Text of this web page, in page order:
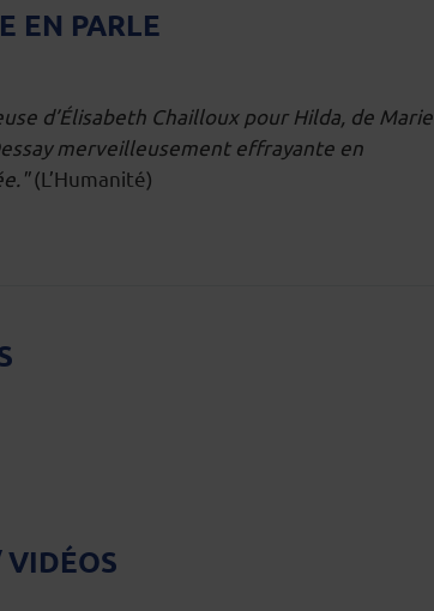
EN PARLE
d’Élisabeth Chailloux pour Hilda, de Marie
merveilleusement effrayante en
(L’Humanité)
VIDÉOS